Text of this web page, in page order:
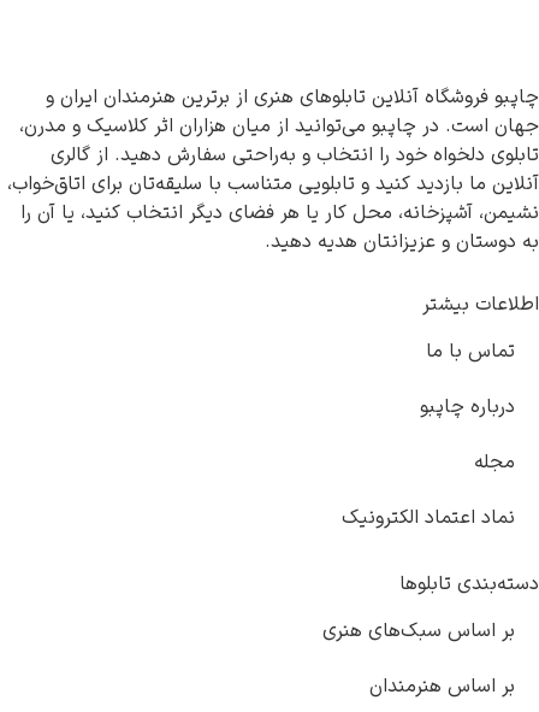
تابلوهای هنری از برترین هنرمندان ایران و
می‌توانید از میان هزاران اثر کلاسیک و مدرن،
را انتخاب و به‌راحتی سفارش دهید. از گالری
و تابلویی متناسب با سلیقه‌تان برای اتاق‌خواب،
محل کار یا هر فضای دیگر انتخاب کنید، یا آن را
هدیه دهید.
هنری